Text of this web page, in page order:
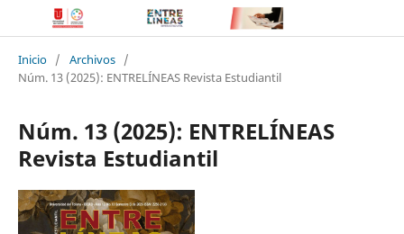
Inicio / Archivos /
Núm. 13 (2025): ENTRELÍNEAS Revista Estudiantil
Núm. 13 (2025): ENTRELÍNEAS
Revista Estudiantil